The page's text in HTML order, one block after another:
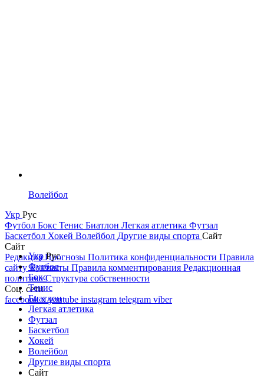
Волейбол
Укр Рус
Футбол Бокс Тенис Биатлон Легкая атлетика Футзал
Баскетбол Хокей Волейбол Другие виды спорта Сайт
Сайт
РедакцияПрогнозы Политика конфиденциальности Правила
сайтуКонтакты Правила комментирования Редакционная
политикаСтруктура собственности
Соц. сети
facebookxyoutube instagram telegram viber
УкрРус
Футбол
Бокс
Тенис
Биатлон
Легкая атлетика
Футзал
Баскетбол
Хокей
Волейбол
Другие виды спорта
Сайт